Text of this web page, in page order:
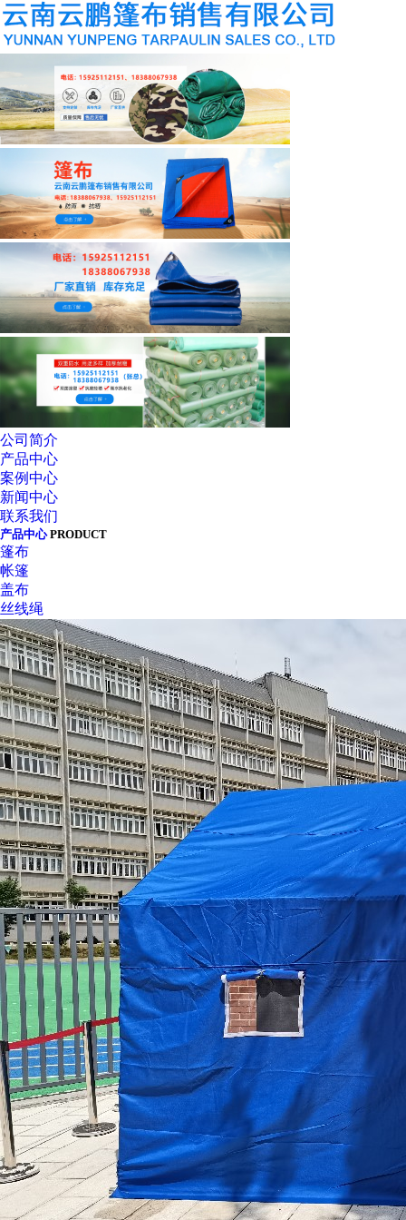
公司简介
产品中心
案例中心
新闻中心
联系我们
产品中心 PRODUCT
篷布
帐篷
盖布
丝线绳